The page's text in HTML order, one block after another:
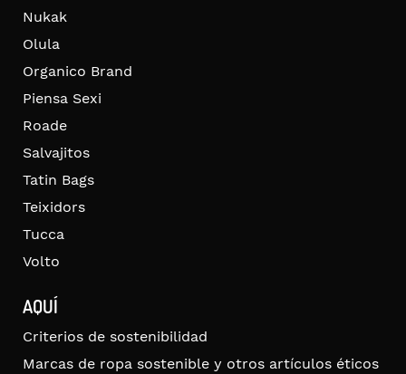
Nukak
Olula
Organico Brand
Piensa Sexi
Roade
Salvajitos
Tatin Bags
Teixidors
Tucca
Volto
AQUÍ
Criterios de sostenibilidad
Marcas de ropa sostenible y otros artículos éticos